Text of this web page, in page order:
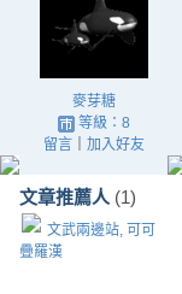
麥芽糖
等級：8
留言｜ 加入好友
文章推薦人 (1)
文武兩邊站, 可可
疊羅漢